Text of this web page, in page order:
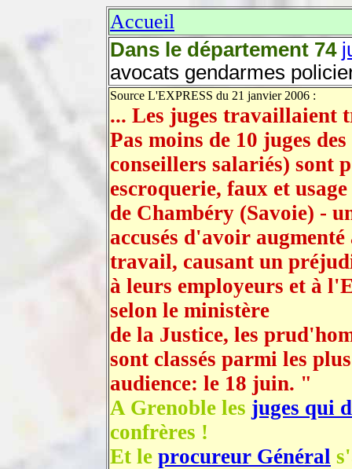
Accueil
Dans le département 74
avocats gendarmes
Source L'EXPRESS du 21 janvier 2006 :
... Les juges travaillaient
Pas moins de 10 juges
conseillers salariés) sont
escroquerie, faux et
de Chambéry (Savoie) -
accusés d'avoir
travail, causant un
à leurs employeurs et à
selon le ministère
de la Justice, les
sont classés parmi les
audience: le 18 juin. "
A Grenoble les juges qui
confrères !
Et le procureur Général